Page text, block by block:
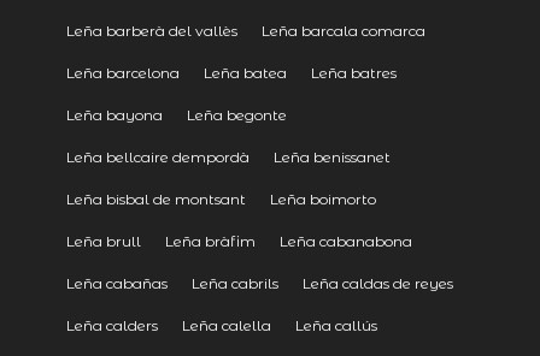
Leña barberà del vallès Leña barcala comarca
Leña barcelona Leña batea Leña batres
Leña bayona Leña begonte
Leña bellcaire dempordà Leña benissanet
Leña bisbal de montsant Leña boimorto
Leña brull Leña bràfim Leña cabanabona
Leña cabañas Leña cabrils Leña caldas de reyes
Leña calders Leña calella Leña callús